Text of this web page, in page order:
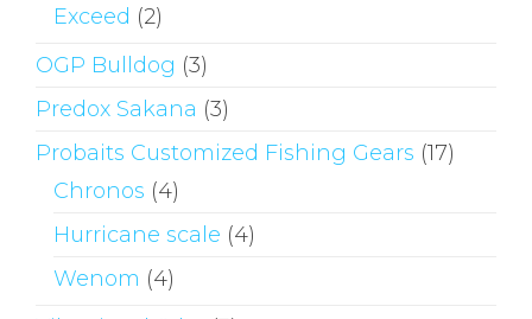
Exceed (2)
OGP Bulldog (3)
Predox Sakana (3)
Probaits Customized Fishing Gears (17)
Chronos (4)
Hurricane scale (4)
Wenom (4)